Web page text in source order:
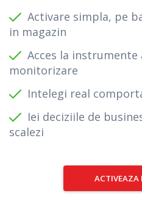
Activare simpla, pe
in magazin
Acces la instrumente
monitorizare
Intelegi real
Iei deciziile de
scalezi
ACTIVEAZA